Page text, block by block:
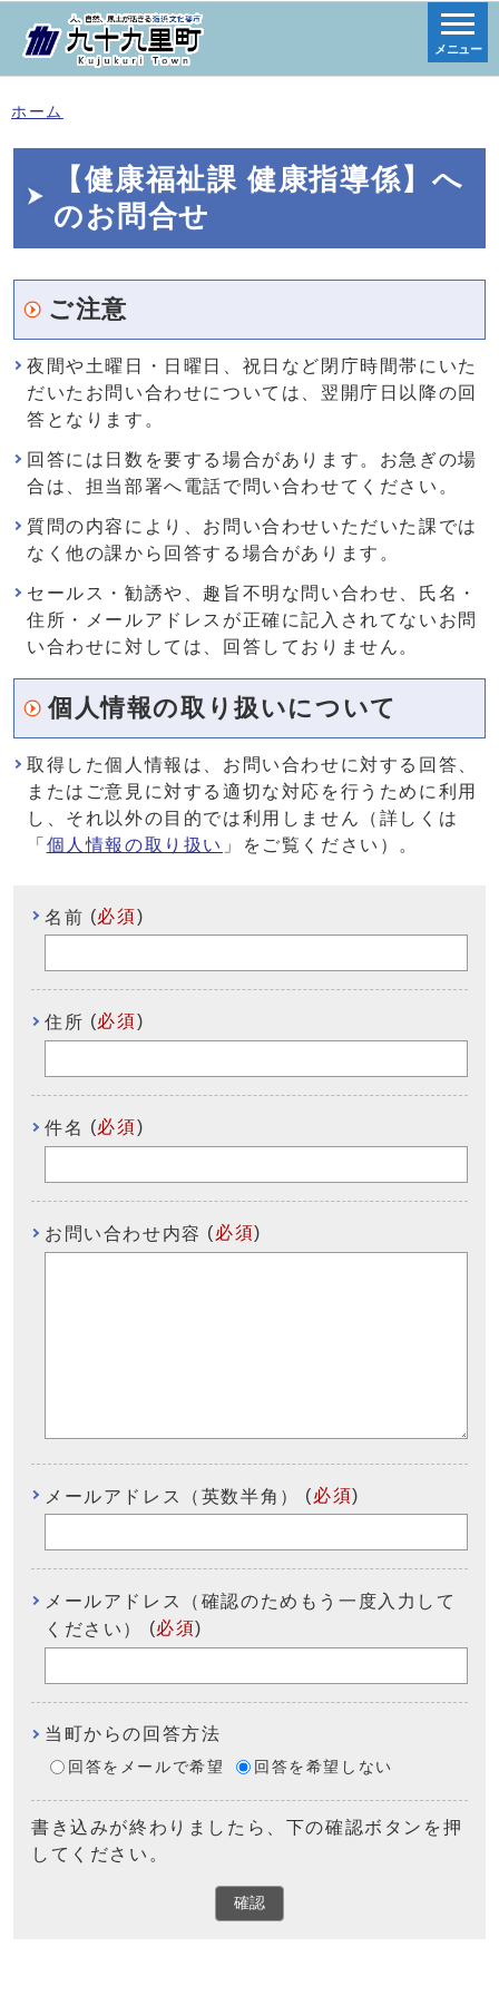
メニュー
ホーム
【健康福祉課 健康指導係】へ
のお問合せ
ご注意
夜間や土曜日・日曜日、祝日など閉庁時間帯にいた
だいたお問い合わせについては、翌開庁日以降の回
答となります。
回答には日数を要する場合があります。お急ぎの場
合は、担当部署へ電話で問い合わせてください。
質問の内容により、お問い合わせいただいた課では
なく他の課から回答する場合があります。
セールス・勧誘や、趣旨不明な問い合わせ、氏名・
住所・メールアドレスが正確に記入されてないお問
い合わせに対しては、回答しておりません。
個人情報の取り扱いについて
取得した個人情報は、お問い合わせに対する回答、
またはご意見に対する適切な対応を行うために利用
し、それ以外の目的では利用しません（詳しくは
「 個人情報の取り扱い 」をご覧ください）。
名前 (必須)
住所 (必須)
件名 (必須)
お問い合わせ内容 (必須)
メールアドレス（英数半角） (必須)
メールアドレス（確認のためもう一度入力して
ください）
(必須)
当町からの回答方法
回答をメールで希望 回答を希望しない
書き込みが終わりましたら、下の確認ボタンを押
してください。
確認